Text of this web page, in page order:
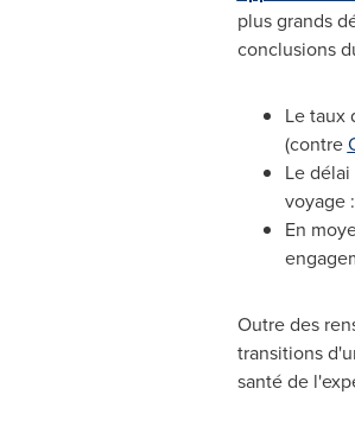
plus grands
conclusions
Le taux
(contre
Le
voyage
En
Outre des
transitions
santé de